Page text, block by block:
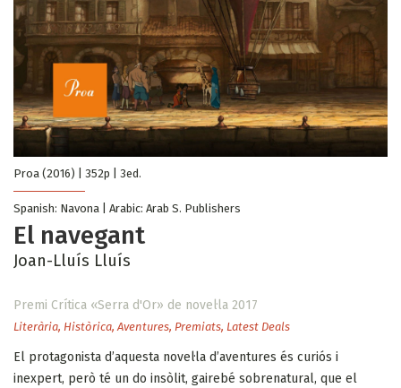
Proa (2016) | 352p | 3ed.
Spanish: Navona | Arabic: Arab S. Publishers
El navegant
Joan-Lluís Lluís
Premi Crítica «Serra d'Or» de novel·la 2017
Literària, Històrica,Aventures, Premiats, Latest Deals
El protagonista d’aquesta novel·la d’aventures és curiós i
inexpert, però té un do insòlit, gairebé sobrenatural, que el